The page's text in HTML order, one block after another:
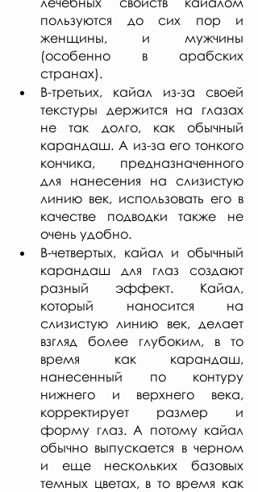
пользуются до сих пор и
женщины, и мужчины
(особенно в арабских
странах).
В-третьих, кайал из-за своей
текстуры держится на глазах
не так долго, как обычный
карандаш. А из-за его тонкого
кончика, предназначенного
для нанесения на слизистую
линию век, использовать его в
качестве подводки также не
очень удобно.
В-четвертых, кайал и обычный
карандаш для глаз создают
разный эффект. Кайал,
который наносится на
слизистую линию век, делает
взгляд более глубоким, в то
время как карандаш,
нанесенный по контуру
нижнего и верхнего века,
корректирует размер и
форму глаз. А потому кайал
обычно выпускается в черном
и еще нескольких базовых
темных цветах, в то время как